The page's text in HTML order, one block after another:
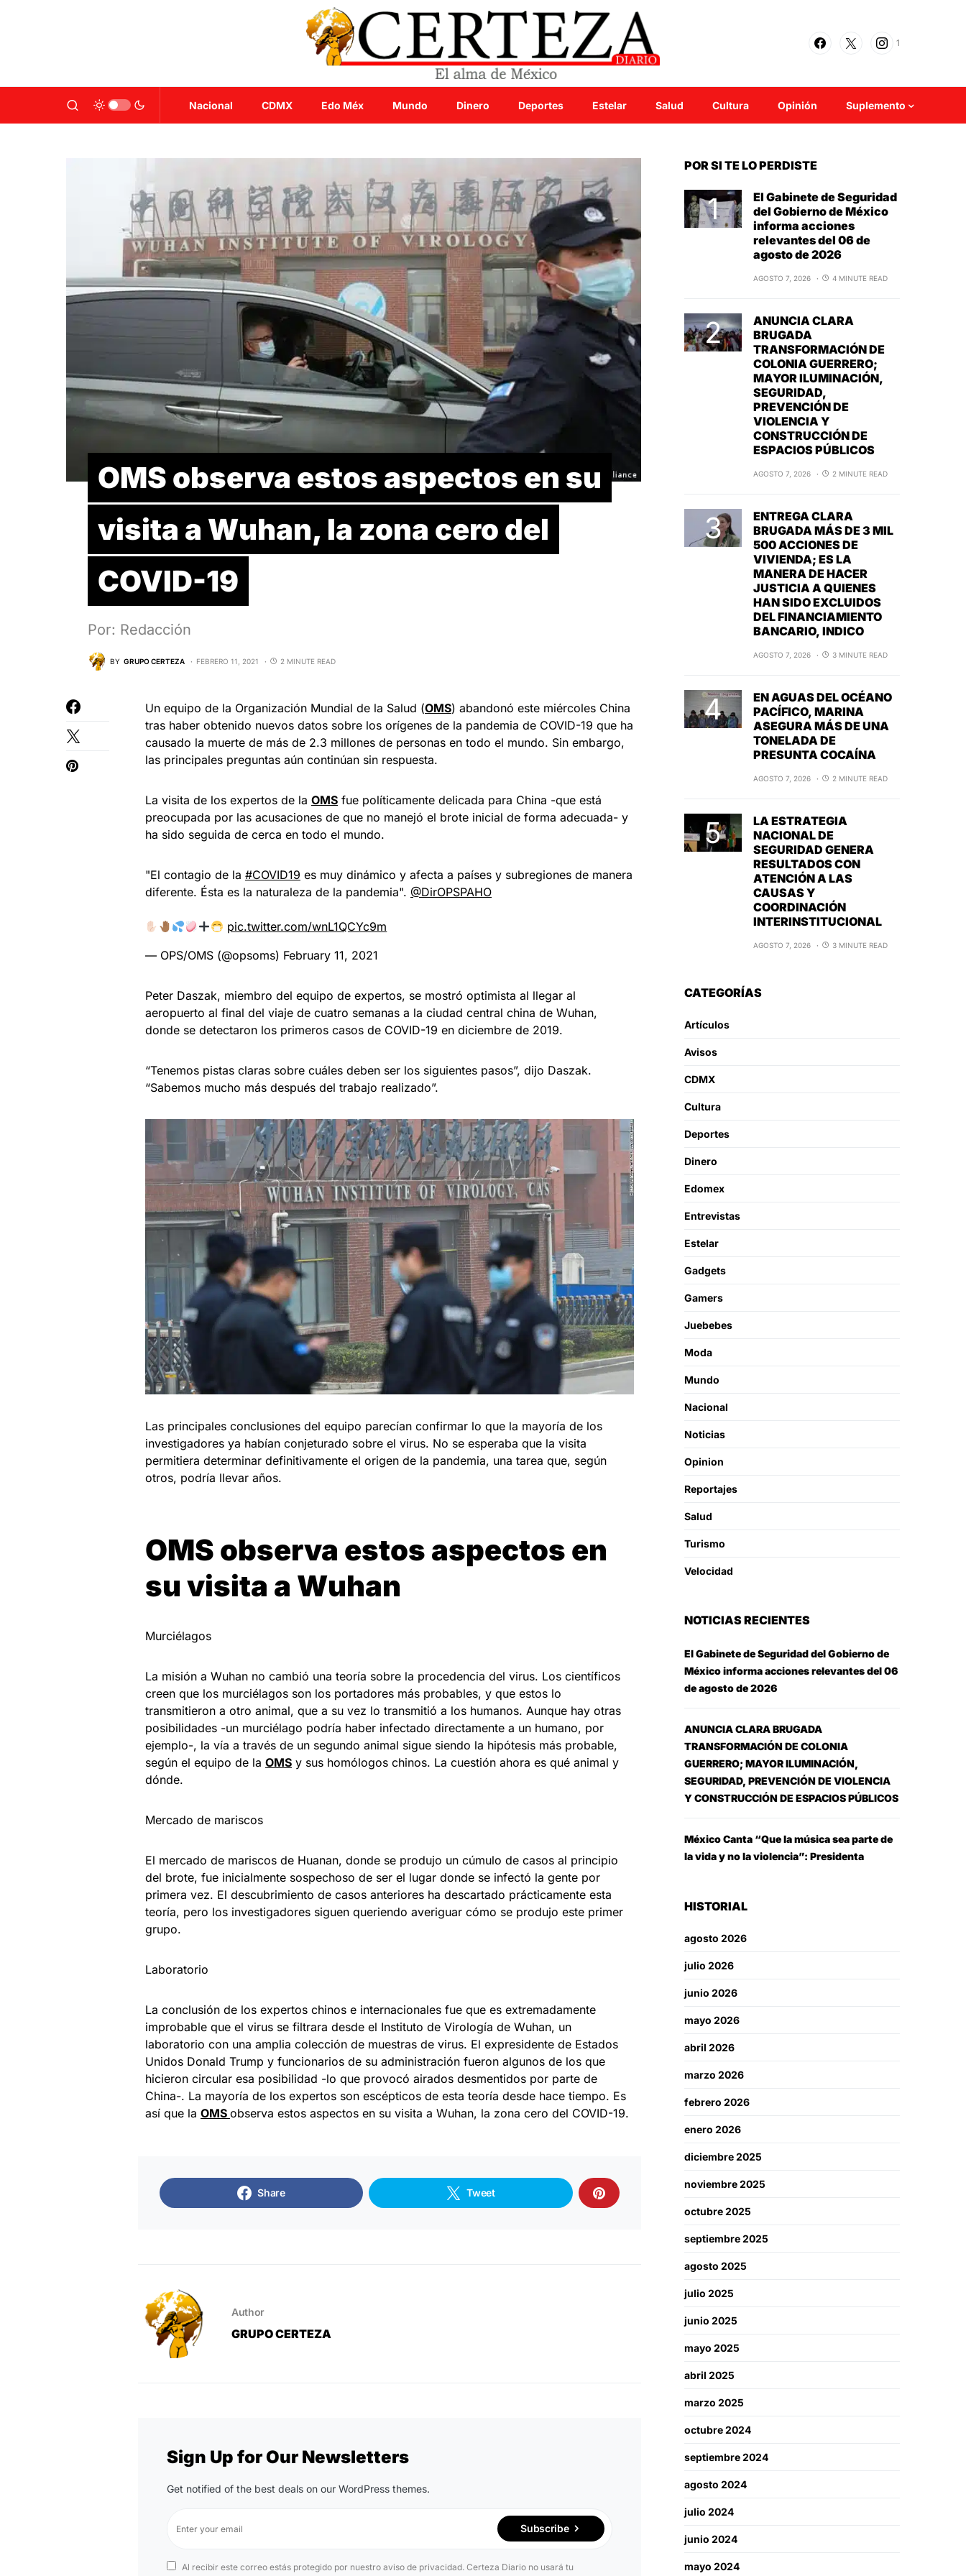
1
Nacional CDMX Edo Méx Mundo Dinero Deportes Estelar Salud Cultura Opinión Suplemento
OMS observa estos aspectos en su
visita a Wuhan, la zona cero del
COVID-19
Por: Redacción
BY GRUPO CERTEZA FEBRERO 11, 2021 2 MINUTE READ
Un equipo de la Organización Mundial de la Salud (OMS) abandonó este miércoles China
tras haber obtenido nuevos datos sobre los orígenes de la pandemia de COVID-19 que ha
causado la muerte de más de 2.3 millones de personas en todo el mundo. Sin embargo,
las principales preguntas aún continúan sin respuesta.
La visita de los expertos de la OMS fue políticamente delicada para China -que está
preocupada por las acusaciones de que no manejó el brote inicial de forma adecuada- y
ha sido seguida de cerca en todo el mundo.
"El contagio de la #COVID19 es muy dinámico y afecta a países y subregiones de manera
diferente. Ésta es la naturaleza de la pandemia". @DirOPSPAHO
pic.twitter.com/wnL1QCYc9m
— OPS/OMS (@opsoms) February 11, 2021
Peter Daszak, miembro del equipo de expertos, se mostró optimista al llegar al
aeropuerto al final del viaje de cuatro semanas a la ciudad central china de Wuhan,
donde se detectaron los primeros casos de COVID-19 en diciembre de 2019.
“Tenemos pistas claras sobre cuáles deben ser los siguientes pasos”, dijo Daszak.
“Sabemos mucho más después del trabajo realizado”.
Las principales conclusiones del equipo parecían confirmar lo que la mayoría de los
investigadores ya habían conjeturado sobre el virus. No se esperaba que la visita
permitiera determinar definitivamente el origen de la pandemia, una tarea que, según
otros, podría llevar años.
OMS observa estos aspectos en
su visita a Wuhan
Murciélagos
La misión a Wuhan no cambió una teoría sobre la procedencia del virus. Los científicos
creen que los murciélagos son los portadores más probables, y que estos lo
transmitieron a otro animal, que a su vez lo transmitió a los humanos. Aunque hay otras
posibilidades -un murciélago podría haber infectado directamente a un humano, por
ejemplo-, la vía a través de un segundo animal sigue siendo la hipótesis más probable,
según el equipo de la OMS y sus homólogos chinos. La cuestión ahora es qué animal y
dónde.
Mercado de mariscos
El mercado de mariscos de Huanan, donde se produjo un cúmulo de casos al principio
del brote, fue inicialmente sospechoso de ser el lugar donde se infectó la gente por
primera vez. El descubrimiento de casos anteriores ha descartado prácticamente esta
teoría, pero los investigadores siguen queriendo averiguar cómo se produjo este primer
grupo.
Laboratorio
La conclusión de los expertos chinos e internacionales fue que es extremadamente
improbable que el virus se filtrara desde el Instituto de Virología de Wuhan, un
laboratorio con una amplia colección de muestras de virus. El expresidente de Estados
Unidos Donald Trump y funcionarios de su administración fueron algunos de los que
hicieron circular esa posibilidad -lo que provocó airados desmentidos por parte de
China-. La mayoría de los expertos son escépticos de esta teoría desde hace tiempo. Es
así que la OMS observa estos aspectos en su visita a Wuhan, la zona cero del COVID-19.
Share Tweet
Author
GRUPO CERTEZA
Sign Up for Our Newsletters
Get notified of the best deals on our WordPress themes.
Subscribe
Al recibir este correo estás protegido por nuestro aviso de privacidad. Certeza Diario no usará tu
POR SI TE LO PERDISTE
El Gabinete de Seguridad
del Gobierno de México
informa acciones
relevantes del 06 de
agosto de 2026
AGOSTO 7, 2026 4 MINUTE READ
ANUNCIA CLARA
BRUGADA
TRANSFORMACIÓN DE
COLONIA GUERRERO;
MAYOR ILUMINACIÓN,
SEGURIDAD,
PREVENCIÓN DE
VIOLENCIA Y
CONSTRUCCIÓN DE
ESPACIOS PÚBLICOS
AGOSTO 7, 2026 2 MINUTE READ
ENTREGA CLARA
BRUGADA MÁS DE 3 MIL
500 ACCIONES DE
VIVIENDA; ES LA
MANERA DE HACER
JUSTICIA A QUIENES
HAN SIDO EXCLUIDOS
DEL FINANCIAMIENTO
BANCARIO, INDICO
AGOSTO 7, 2026 3 MINUTE READ
EN AGUAS DEL OCÉANO
PACÍFICO, MARINA
ASEGURA MÁS DE UNA
TONELADA DE
PRESUNTA COCAÍNA
AGOSTO 7, 2026 2 MINUTE READ
LA ESTRATEGIA
NACIONAL DE
SEGURIDAD GENERA
RESULTADOS CON
ATENCIÓN A LAS
CAUSAS Y
COORDINACIÓN
INTERINSTITUCIONAL
AGOSTO 7, 2026 3 MINUTE READ
CATEGORÍAS
Artículos
Avisos
CDMX
Cultura
Deportes
Dinero
Edomex
Entrevistas
Estelar
Gadgets
Gamers
Juebebes
Moda
Mundo
Nacional
Noticias
Opinion
Reportajes
Salud
Turismo
Velocidad
NOTICIAS RECIENTES
El Gabinete de Seguridad del Gobierno de
México informa acciones relevantes del 06
de agosto de 2026
ANUNCIA CLARA BRUGADA
TRANSFORMACIÓN DE COLONIA
GUERRERO; MAYOR ILUMINACIÓN,
SEGURIDAD, PREVENCIÓN DE VIOLENCIA
Y CONSTRUCCIÓN DE ESPACIOS PÚBLICOS
México Canta “Que la música sea parte de
la vida y no la violencia”: Presidenta
HISTORIAL
agosto 2026
julio 2026
junio 2026
mayo 2026
abril 2026
marzo 2026
febrero 2026
enero 2026
diciembre 2025
noviembre 2025
octubre 2025
septiembre 2025
agosto 2025
julio 2025
junio 2025
mayo 2025
abril 2025
marzo 2025
octubre 2024
septiembre 2024
agosto 2024
julio 2024
junio 2024
mayo 2024